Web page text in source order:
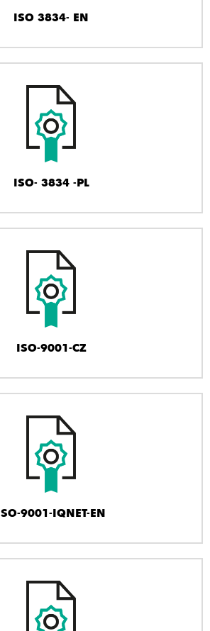
ISO 3834- EN
ISO- 3834 -PL
ISO-9001-CZ
ISO-9001-IQNET-EN